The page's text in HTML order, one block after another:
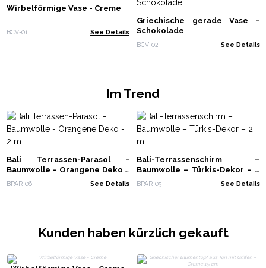
Wirbelförmige Vase - Creme
BCV-01 See Details
Griechische gerade Vase -
Schokolade
BCV-02 See Details
Im Trend
Bali Terrassen-Parasol -
Baumwolle - Orangene Deko -
2 m
BPAR-06 See Details
Bali-Terrassenschirm –
Baumwolle – Türkis-Dekor – 2
m
BPAR-05 See Details
Kunden haben kürzlich gekauft